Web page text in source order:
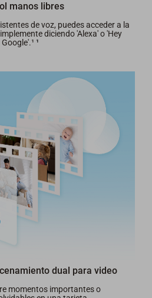
manos libres
de voz, puedes acceder a la
diciendo 'Alexa' o 'Hey
Google'.¹ ¹
dual para video
momentos importantes o